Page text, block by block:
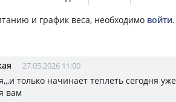
и график веса, необходимо войти.
27.05.2026 11:00
только начинает теплеть сегодня
вам